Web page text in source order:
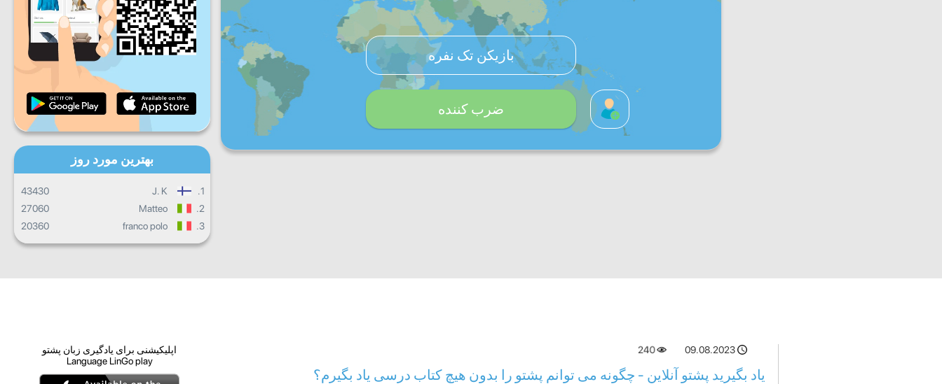
بازیکن تک نفره
ضرب کننده
پیشرفت روزانه
پیشرفت ماهانه
پیشرفت کلی
بهترین مورد روز
1.
J. K
43430
2.
Matteo
27060
3.
franco polo
20360
09.08.2023
240
یاد بگیرید پشتو آنلاین - چگونه می توانم پشتو را بدون هیچ کتاب درسی یاد بگیرم؟
اپلیکیشنی برای یادگیری زبان پشتو
Language LinGo play